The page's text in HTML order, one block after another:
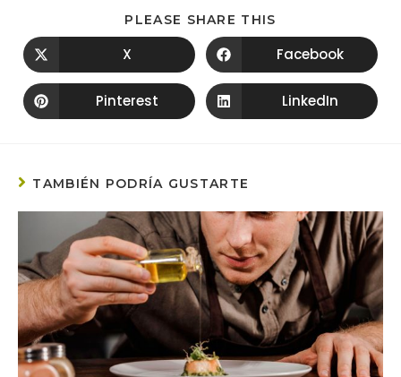
PLEASE SHARE THIS
X Facebook
Pinterest LinkedIn
TAMBIÉN PODRÍA GUSTARTE